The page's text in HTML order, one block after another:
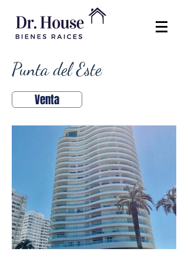
Punta del Este
Venta